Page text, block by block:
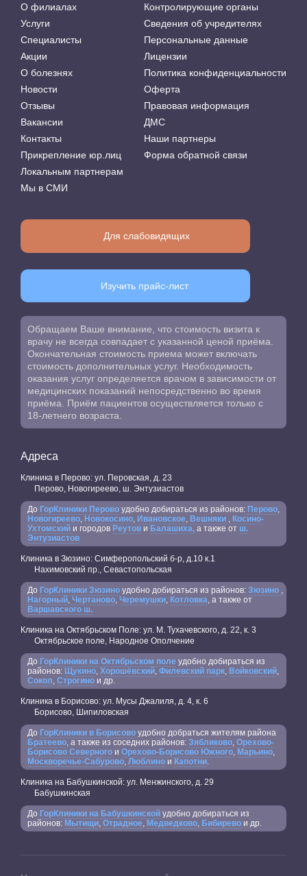
О филиалах
Услуги
Специалисты
Акции
О болезнях
Новости
Отзывы
Вакансии
Контакты
Прикрепление юр.лиц
Локальным партнерам
Мы в СМИ
Контролирующие органы
Сведения об учредителях
Персональные данные
Лицензии
Политика конфиденциальности
Оферта
Правовая информация
ДМС
Наши партнеры
Форма обратной связи
Для слабовидящих
Изучить прайс-лист
Обращаем Ваше внимание, что стоимость визита к
врачу не всегда совпадает с указанной ценой приёма.
Окончательная стоимость приема может включать
стоимость дополнительных услуг. Необходимость
оказания услуг определяется врачом в зависимости от
медицинских показаний непосредственно во время
приёма. Приём пациентов осуществляется только с
18-летнего возраста.
Адреса
Клиника в Перово: ул. Перовская, д. 23
Перово, Новогиреево, ш. Энтузиастов
До ГорКлиники Перово удобно добираться из районов: Перово,
Новогиреево, Новокосино, Ивановское, Вешняки , Косино-
Ухтомский и городов Реутов и Балашиха, а также от ш.
Энтузиастов
Клиника в Зюзино: Симферопольский б-р, д.10 к.1
Нахимовский пр., Севастопольская
До ГорКлиники Зюзино удобно добираться из районов: Зюзино ,
Нагорный, Чертаново, Черемушки, Котловка, а также от
Варшавского ш.
Клиника на Октябрьском Поле: ул. М. Тухачевского, д. 22, к. 3
Октябрьское поле, Народное Ополчение
До ГорКлиники на Октябрьском поле удобно добираться из
районов: Щукино, Хорошёвский, Филевский парк, Войковский,
Сокол, Строгино и др.
Клиника в Борисово: ул. Мусы Джалиля, д. 4, к. 6
Борисово, Шипиловская
До ГорКлиники в Борисово удобно добраться жителям района
Братеево, а также из соседних районов: Зябликово, Орехово-
Борисово Северного и Орехово-Борисово Южного, Марьино,
Москворечье-Сабурово, Люблино и Капотни.
Клиника на Бабушкинской: ул. Менжинского, д. 29
Бабушкинская
До ГорКлиники на Бабушкинской удобно добираться из
районов: Мытищи, Отрадное, Медведково, Бибирево и др.